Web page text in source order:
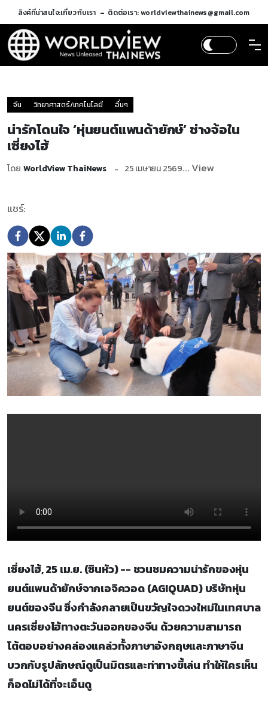
ลิงค์ที่น่าสนใจ:เกี่ยวกับเรา ติดต่อเรา: worldviewthainews@gmail.com
จีน วิทยาศาสตร์/เทคโนโลยี อื่นๆ
น่ารักโดนใจ ‘หุ่นยนต์แพนด้ายักษ์’ ช่างจ้อใน
เซี่ยงไฮ้
โดย WorldView ThaiNews 25 เมษายน 2569... View
แชร์:
เซี่ยงไฮ้, 25 เม.ย. (ซินหัว) -- ชวนชมความน่ารักของหุ่น
ยนต์แพนด้ายักษ์จากเอจิควอด (AGIQUAD) บริษัทหุ่น
ยนต์ของจีน ซึ่งกำลังกลายเป็นขวัญใจดวงใหม่ในเทศบาล
นครเซี่ยงไฮ้ทางตะวันออกของจีน ด้วยความสามารถ
โต้ตอบอย่างคล่องแคล่วทั้งภาษาอังกฤษและภาษาจีน
บวกกับรูปลักษณ์ดูเป็นมิตรและท่าทางขี้เล่น ทำให้ใครเห็น
ก็อดไม่ได้ที่จะเอ็นดู